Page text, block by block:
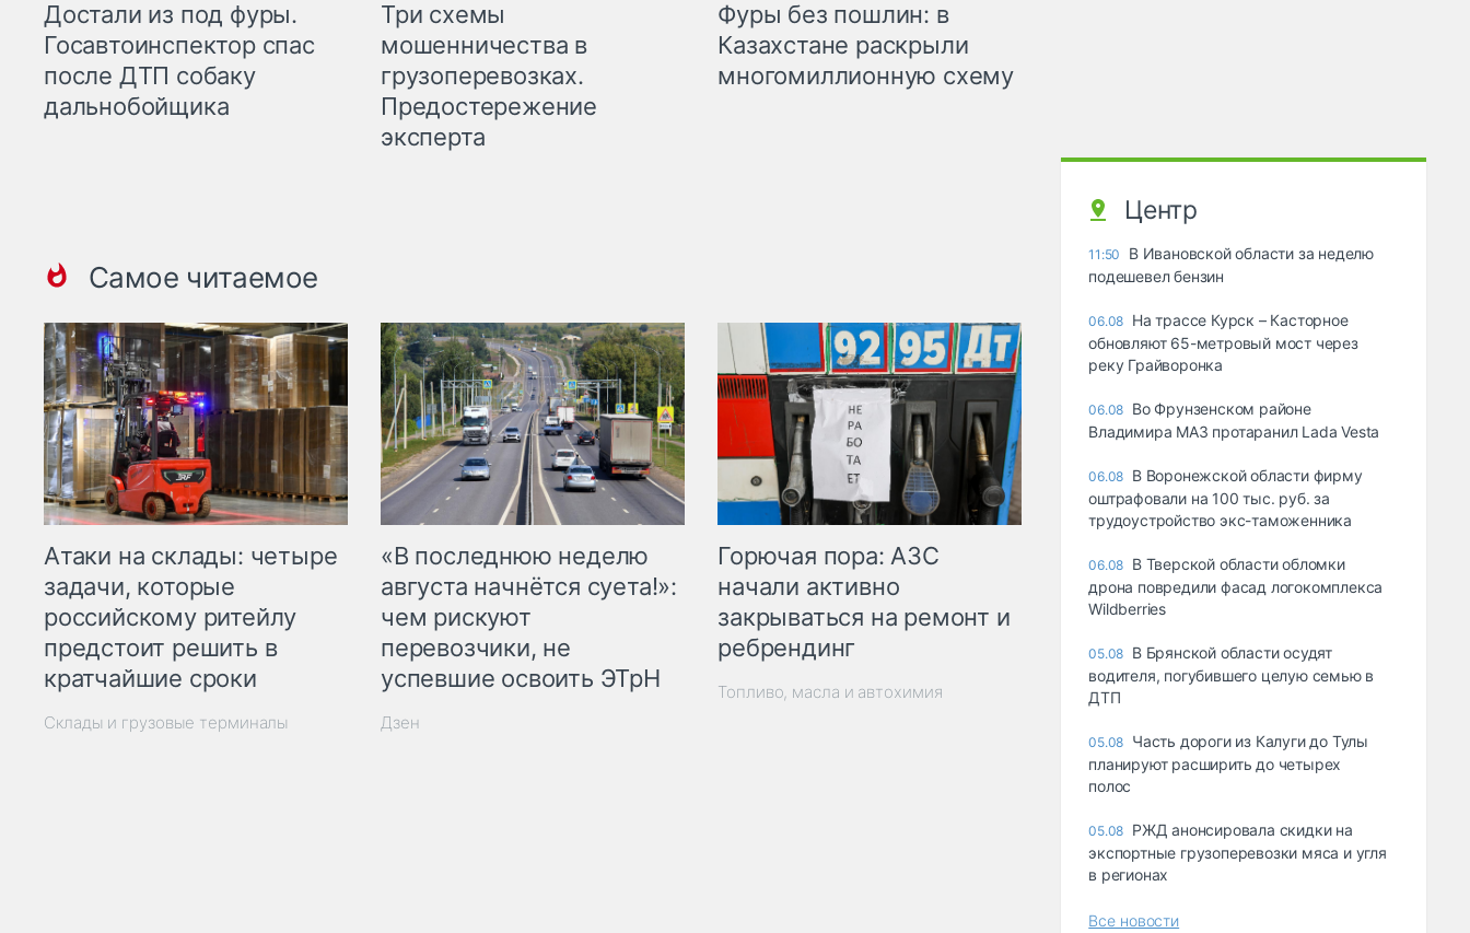
Достали из под фуры.
Госавтоинспектор спас
после ДТП собаку
дальнобойщика
Три схемы
мошенничества в
грузоперевозках.
Предостережение
эксперта
Фуры без пошлин: в
Казахстане раскрыли
многомиллионную схему
Самое читаемое
Атаки на склады: четыре
задачи, которые
российскому ритейлу
предстоит решить в
кратчайшие сроки
Склады и грузовые терминалы
«В последнюю неделю
августа начнётся суета!»:
чем рискуют
перевозчики, не
успевшие освоить ЭТрН
Дзен
Горючая пора: АЗС
начали активно
закрываться на ремонт и
ребрендинг
Топливо, масла и автохимия
Центр
11:50
В Ивановской области за неделю
подешевел бензин
06.08 На трассе Курск – Касторное
обновляют 65-метровый мост через
реку Грайворонка
06.08 Во Фрунзенском районе
Владимира МАЗ протаранил Lada Vesta
06.08 В Воронежской области фирму
оштрафовали на 100 тыс. руб. за
трудоустройство экс-таможенника
06.08 В Тверской области обломки
дрона повредили фасад логокомплекса
Wildberries
05.08 В Брянской области осудят
водителя, погубившего целую семью в
ДТП
05.08 Часть дороги из Калуги до Тулы
планируют расширить до четырех
полос
05.08 РЖД анонсировала скидки на
экспортные грузоперевозки мяса и угля
в регионах
Все новости